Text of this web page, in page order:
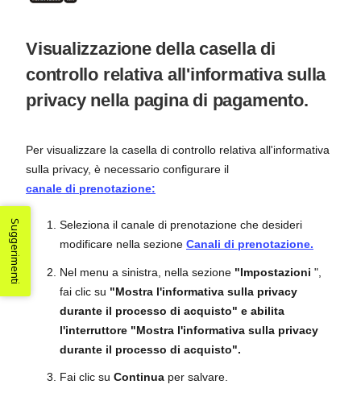
Visualizzazione della casella di
controllo relativa all'informativa sulla
privacy nella pagina di pagamento.
Per visualizzare la casella di controllo relativa all'informativa
sulla privacy, è necessario configurare il
canale di prenotazione:
Seleziona il canale di prenotazione che desideri
modificare nella sezione Canali di prenotazione.
Nel menu a sinistra, nella sezione "Impostazioni ",
fai clic su "Mostra l'informativa sulla privacy
durante il processo di acquisto" e abilita
l'interruttore "Mostra l'informativa sulla privacy
durante il processo di acquisto".
Fai clic su Continua per salvare.
Suggerimenti